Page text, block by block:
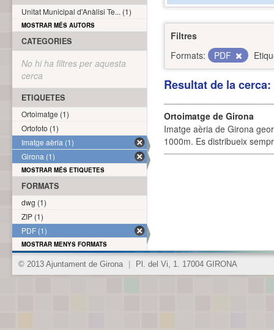
Filtres
Formats:
PDF
Resultat de la
Ortoimatge de Girona
Imatge aèria de Girona
1000m. Es distribueix
Unitat Municipal d'Anàlisi Te... (1)
MOSTRAR MÉS AUTORS
CATEGORIES
No hi ha filtres per aquesta
cerca
ETIQUETES
Ortoimatge (1)
Ortofoto (1)
Imatge aèria (1)
Girona (1)
MOSTRAR MÉS ETIQUETES
FORMATS
dwg (1)
ZIP (1)
PDF (1)
MOSTRAR MENYS FORMATS
© 2013 Ajuntament de Girona Pl. del Vi, 1. 17004 GIRONA